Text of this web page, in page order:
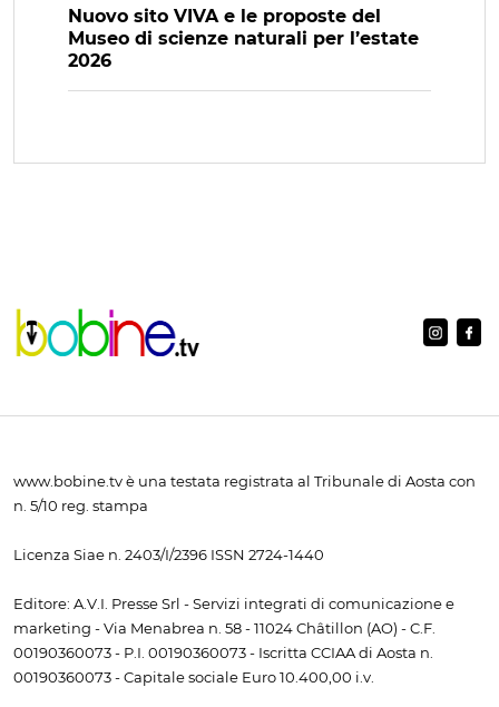
Nuovo sito VIVA e le proposte del
Museo di scienze naturali per l’estate
2026
www.bobine.tv è una testata registrata al Tribunale di Aosta con
n. 5/10 reg. stampa
Licenza Siae n. 2403/I/2396 ISSN 2724-1440
Editore: A.V.I. Presse Srl - Servizi integrati di comunicazione e
marketing - Via Menabrea n. 58 - 11024 Châtillon (AO) - C.F.
00190360073 - P.I. 00190360073 - Iscritta CCIAA di Aosta n.
00190360073 - Capitale sociale Euro 10.400,00 i.v.